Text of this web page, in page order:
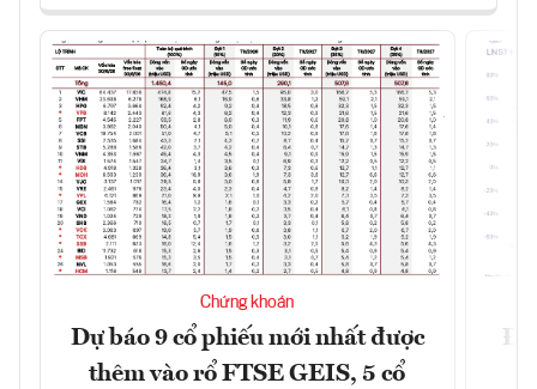
Chứng khoán
Dự báo 9 cổ phiếu mới nhất được
thêm vào rổ FTSE GEIS, 5 cổ
Đã